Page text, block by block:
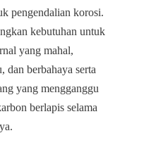
pengendalian korosi.
kebutuhan untuk
yang mahal,
dan berbahaya serta
yang mengganggu
berlapis selama